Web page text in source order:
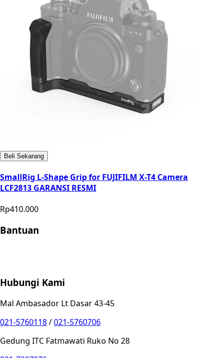
Beli Sekarang
SmallRig L-Shape Grip for FUJIFILM X-T4 Camera
LCF2813 GARANSI RESMI
Rp410.000
Bantuan
Hubungi Kami
Mal Ambasador Lt Dasar 43-45
021-5760118/021-5760706
Gedung ITC Fatmawati Ruko No 28